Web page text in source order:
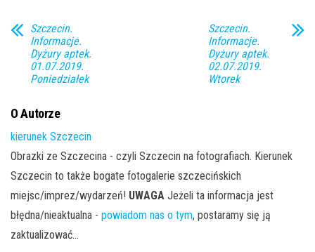
Szczecin.
Informacje.
Dyżury aptek.
01.07.2019.
Poniedziałek
Szczecin.
Informacje.
Dyżury aptek.
02.07.2019.
Wtorek
O Autorze
kierunek Szczecin
Obrazki ze Szczecina - czyli Szczecin na fotografiach. Kierunek
Szczecin to także bogate fotogalerie szczecińskich
miejsc/imprez/wydarzeń! UWAGA Jeżeli ta informacja jest
błędna/nieaktualna - powiadom nas o tym, postaramy się ją
zaktualizować...